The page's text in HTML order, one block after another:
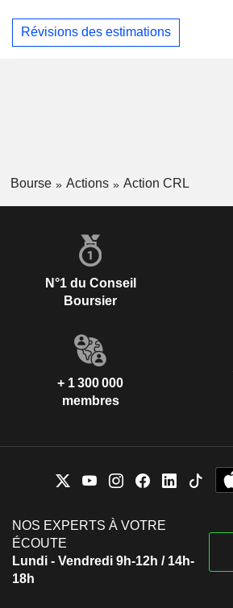
Révisions des estimations
Bourse Actions Action CRL
N°1 du Conseil
Boursier
+ 1 300 000
membres
NOS EXPERTS À VOTRE
ÉCOUTE
Lundi - Vendredi 9h-12h / 14h-
18h